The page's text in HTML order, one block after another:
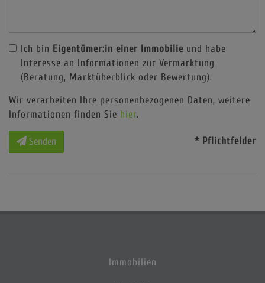
Ich bin Eigentümer:in einer Immobilie und habe
Interesse an Informationen zur Vermarktung
(Beratung, Marktüberblick oder Bewertung).
Wir verarbeiten Ihre personenbezogenen Daten, weitere
Informationen finden Sie hier.
Senden * Pflichtfelder
Immobilien